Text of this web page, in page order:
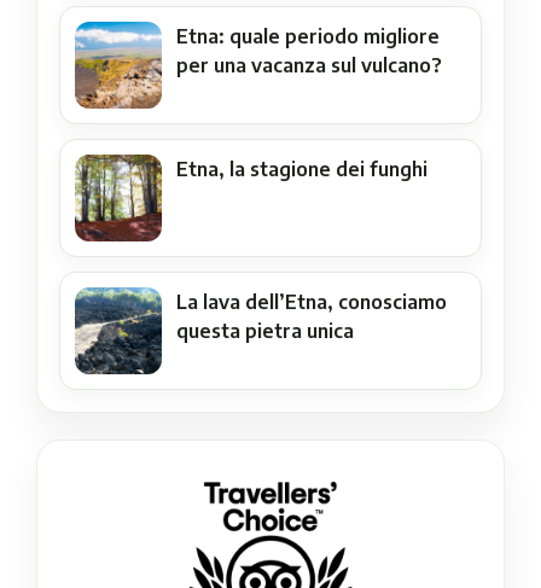
Etna: quale periodo migliore
per una vacanza sul vulcano?
Etna, la stagione dei funghi
La lava dell’Etna, conosciamo
questa pietra unica